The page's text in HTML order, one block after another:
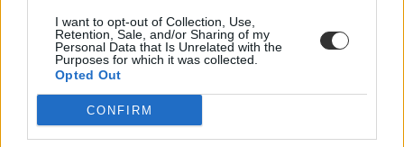
I want to opt-out of Collection, Use,
Retention, Sale, and/or Sharing of my
Personal Data that Is Unrelated with the
Purposes for which it was collected.
Opted Out
CONFIRM
felvételi 280 pont alatt